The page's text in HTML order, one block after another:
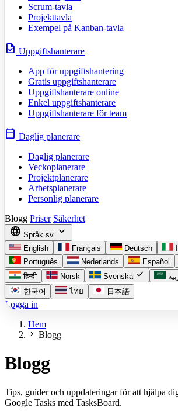
Scrum-tavla
Projekttavla
Exempel på Kanban-tavla
task Uppgiftshanterare
App för uppgiftshantering
Gratis uppgiftshanterare
Uppgiftshanterare online
Enkel uppgiftshanterare
Uppgiftshanterare för team
calendar_today Daglig planerare
Daglig planerare
Veckoplanerare
Projektplanerare
Arbetsplanerare
Personlig planerare
Blogg Priser Säkerhet
language Språk sv expand_more
English Français Deutsch
Português
Nederlands Español
हिन्दी
Norsk Svenska check
한국어
ไทย 日本語
Logga in
Hem
chevron_right Blogg
Blogg
Tips, guider och uppdateringar för att hjälpa
Google Tasks med TasksBoard.